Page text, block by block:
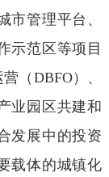
市管理平台、
示范区等项目
（DBFO）、
业园区共建和
发展中的投资
载体的城镇化